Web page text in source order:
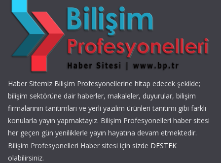
Haber Sitemiz Bilişim Profesyonellerine hitap edecek şekilde;
bilişim sektörüne dair haberler, makaleler, duyurular, bilişim
firmalarının tanıtımları ve yerli yazılım ürünleri tanıtımı gibi farklı
konularla yayın yapmaktayız. Bilişim Profesyonelleri haber sitesi
her geçen gün yeniliklerle yayın hayatına devam etmektedir.
Bilişim Profesyonelleri Haber sitesi için sizde DESTEK
olabilirsiniz.